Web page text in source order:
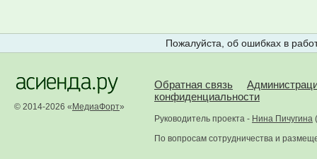
Пожалуйста, об ошибках в
© 2014-2026 « МедиаФорт»
Обратная связь
конфиденциальности
Руководитель проекта - Нина Пичугина (
По вопросам сотрудничества и